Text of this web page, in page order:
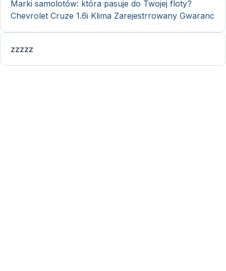
Marki samolotów: która pasuje do Twojej floty?
Chevrolet Cruze 1.6i Klima Zarejestrrowany Gwaranc
zzzzz